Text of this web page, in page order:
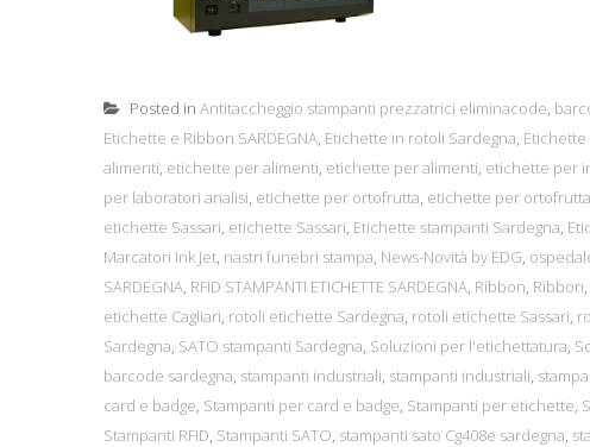
Posted in Antitaccheggio stampanti prezzatrici eliminacode,
Etichette e Ribbon SARDEGNA, Etichette in rotoli Sardegna, Etichette
alimenti, etichette per alimenti, etichette per alimenti, etichette per
per laboratori analisi, etichette per ortofrutta, etichette per ortofrutta
etichette Sassari, etichette Sassari, Etichette stampanti Sardegna,
Marcatori Ink Jet, nastri funebri stampa, News-Novità by EDG,
SARDEGNA, RFID STAMPANTI ETICHETTE SARDEGNA, Ribbon, Ribbon,
etichette Cagliari, rotoli etichette Sardegna, rotoli etichette Sassari,
Sardegna, SATO stampanti Sardegna, Soluzioni per l'etichettatura,
barcode sardegna, stampanti industriali, stampanti industriali,
card e badge, Stampanti per card e badge, Stampanti per etichette,
Stampanti RFID, Stampanti SATO, stampanti sato Cg408e sardegna,